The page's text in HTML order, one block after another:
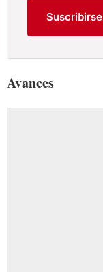
Suscribirse
Avances